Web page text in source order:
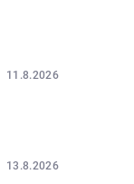
11.8.2026
13.8.2026